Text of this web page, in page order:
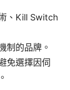
、Kill Switch
制的品牌。
免選擇因伺